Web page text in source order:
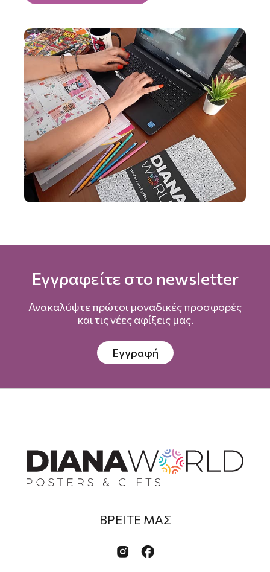
Εγγραφείτε στο newsletter
Ανακαλύψτε πρώτοι μοναδικές προσφορές
και τις νέες αφίξεις μας.
Εγγραφή
ΒΡΕΙΤΕ ΜΑΣ
 